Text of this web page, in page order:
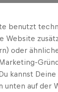
benutzt
Website
oder
kannst
unten auf der